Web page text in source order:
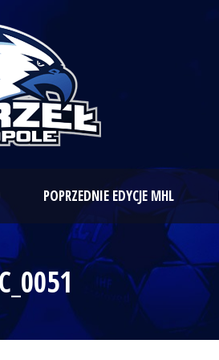
POPRZEDNIE EDYCJE MHL